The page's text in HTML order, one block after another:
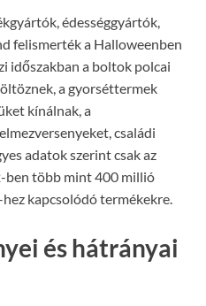
édességgyártók,
felismerték a Halloweenben
időszakban a boltok polcai
a gyorséttermek
kínálnak, a
családi
adatok szerint csak az
ben több mint 400 millió
kapcsolódó termékekre.
és hátrányai